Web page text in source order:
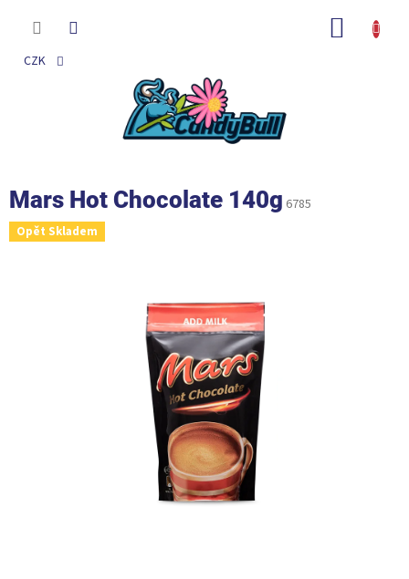
CZK
Mars Hot Chocolate 140g 6785
Opět Skladem